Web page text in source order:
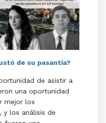
de su pasantía?
de asistir a
una oportunidad
mejor los
y los análisis de